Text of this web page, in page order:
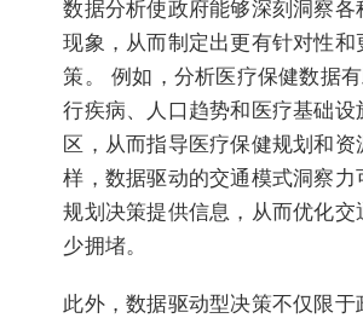
数据分析使政府能够深刻洞察各
现象，从而制定出更有针对性和
策。 例如，分析医疗保健数据
行疾病、人口趋势和医疗基础设
区，从而指导医疗保健规划和资
样，数据驱动的交通模式洞察力
规划决策提供信息，从而优化交
少拥堵。
此外，数据驱动型决策不仅限于